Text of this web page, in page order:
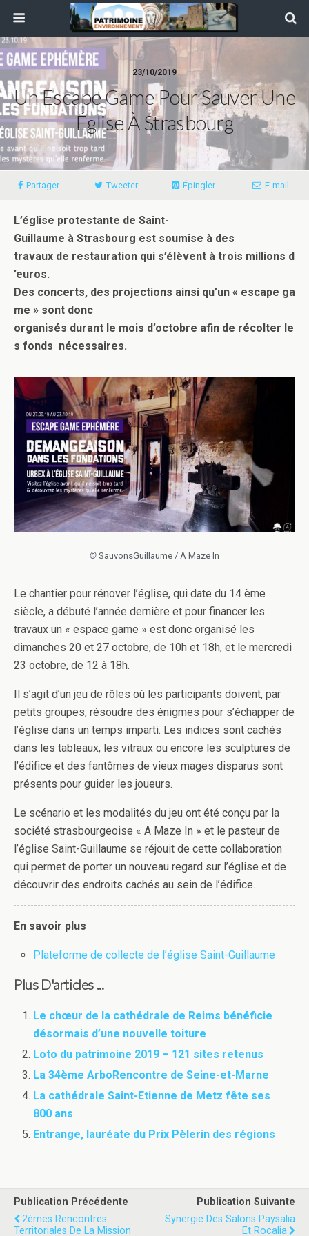
23/10/2019
Un Escape Game Pour Sauver Une
Église À Strasbourg
Partager Tweeter Épingler E-mail
L’église protestante de Saint-
Guillaume à Strasbourg est soumise à des
travaux de restauration qui s’élèvent à trois millions d
’euros.
Des concerts, des projections ainsi qu’un « escape ga
me » sont donc
organisés durant le mois d’octobre afin de récolter le
s fonds nécessaires.
© SauvonsGuillaume / A Maze In
Le chantier pour rénover l’église, qui date du 14 ème
siècle, a débuté l’année dernière et pour financer les
travaux un « espace game » est donc organisé les
dimanches 20 et 27 octobre, de 10h et 18h, et le mercredi
23 octobre, de 12 à 18h.
Il s’agit d’un jeu de rôles où les participants doivent, par
petits groupes, résoudre des énigmes pour s’échapper de
l’église dans un temps imparti. Les indices sont cachés
dans les tableaux, les vitraux ou encore les sculptures de
l’édifice et des fantômes de vieux mages disparus sont
présents pour guider les joueurs.
Le scénario et les modalités du jeu ont été conçu par la
société strasbourgeoise « A Maze In » et le pasteur de
l’église Saint-Guillaume se réjouit de cette collaboration
qui permet de porter un nouveau regard sur l’église et de
découvrir des endroits cachés au sein de l’édifice.
En savoir plus
Plateforme de collecte de l’église Saint-Guillaume
Plus D'articles ...
Le chœur de la cathédrale de Reims bénéficie
désormais d’une nouvelle toiture
Loto du patrimoine 2019 – 121 sites retenus
La 34ème ArboRencontre de Seine-et-Marne
La cathédrale Saint-Etienne de Metz fête ses
800 ans
Entrange, lauréate du Prix Pèlerin des régions
Publication Précédente
2èmes Rencontres
Territoriales De La Mission
Publication Suivante
Synergie Des Salons Paysalia
Et Rocalia